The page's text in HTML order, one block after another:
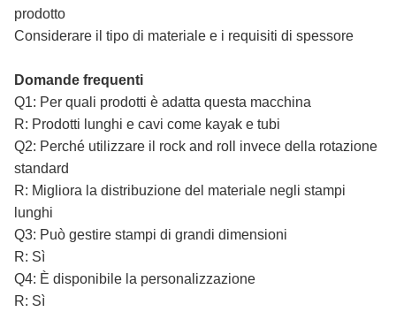
prodotto
Considerare il tipo di materiale e i requisiti di spessore
Domande frequenti
Q1: Per quali prodotti è adatta questa macchina
R: Prodotti lunghi e cavi come kayak e tubi
Q2: Perché utilizzare il rock and roll invece della rotazione
standard
R: Migliora la distribuzione del materiale negli stampi
lunghi
Q3: Può gestire stampi di grandi dimensioni
R: Sì
Q4: È disponibile la personalizzazione
R: Sì